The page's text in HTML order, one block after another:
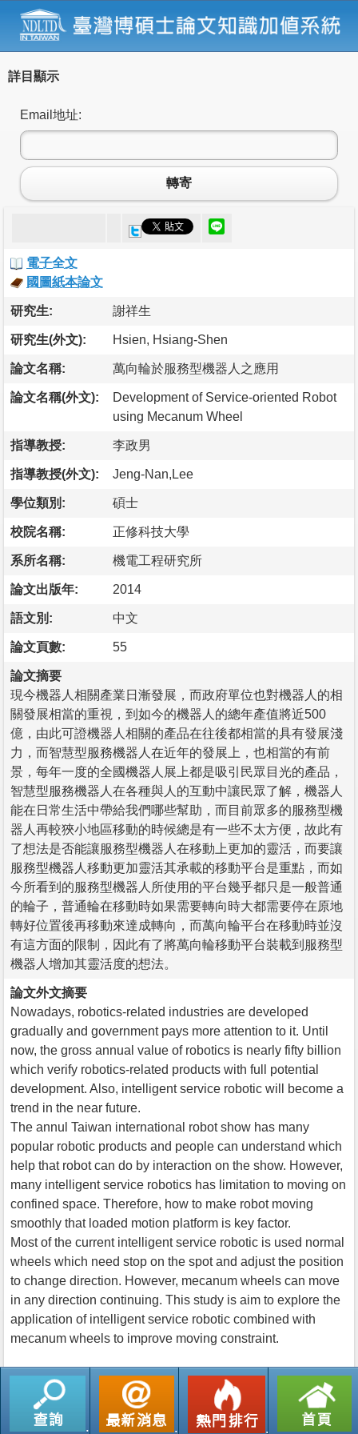
詳目顯示
Email地址:
轉寄
電子全文
國圖紙本論文
研究生: 謝祥生
研究生(外文): Hsien, Hsiang-Shen
論文名稱: 萬向輪於服務型機器人之應用
論文名稱(外文):
Development of Service-oriented Robot
using Mecanum Wheel
指導教授: 李政男
指導教授(外文): Jeng-Nan,Lee
學位類別: 碩士
校院名稱: 正修科技大學
系所名稱: 機電工程研究所
論文出版年: 2014
語文別: 中文
論文頁數: 55
論文摘要
現今機器人相關產業日漸發展，而政府單位也對機器人的相
關發展相當的重視，到如今的機器人的總年產值將近500
億，由此可證機器人相關的產品在往後都相當的具有發展淺
力，而智慧型服務機器人在近年的發展上，也相當的有前
景，每年一度的全國機器人展上都是吸引民眾目光的產品，
智慧型服務機器人在各種與人的互動中讓民眾了解，機器人
能在日常生活中帶給我們哪些幫助，而目前眾多的服務型機
器人再較狹小地區移動的時候總是有一些不太方便，故此有
了想法是否能讓服務型機器人在移動上更加的靈活，而要讓
服務型機器人移動更加靈活其承載的移動平台是重點，而如
今所看到的服務型機器人所使用的平台幾乎都只是一般普通
的輪子，普通輪在移動時如果需要轉向時大都需要停在原地
轉好位置後再移動來達成轉向，而萬向輪平台在移動時並沒
有這方面的限制，因此有了將萬向輪移動平台裝載到服務型
機器人增加其靈活度的想法。
論文外文摘要
Nowadays, robotics-related industries are developed
gradually and government pays more attention to it. Until
now, the gross annual value of robotics is nearly fifty billion
which verify robotics-related products with full potential
development. Also, intelligent service robotic will become a
trend in the near future.
The annul Taiwan international robot show has many
popular robotic products and people can understand which
help that robot can do by interaction on the show. However,
many intelligent service robotics has limitation to moving on
confined space. Therefore, how to make robot moving
smoothly that loaded motion platform is key factor.
Most of the current intelligent service robotic is used normal
wheels which need stop on the spot and adjust the position
to change direction. However, mecanum wheels can move
in any direction continuing. This study is aim to explore the
application of intelligent service robotic combined with
mecanum wheels to improve moving constraint.
返回列表